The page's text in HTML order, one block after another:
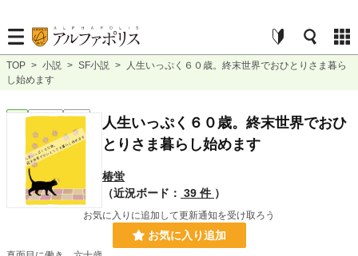
TOP > 小説 > SF小説 >
人生いっぷく６０歳。終末世界でおひとりさま暮ら
し始めます
連載中 短編
人生いっぷく６０歳。終末世界でおひ
とりさま暮らし始めます
椿蛍
（近況ボード： 39 件 ）
お気に入りに追加して更新通知を受け取ろう
お気に入り追加